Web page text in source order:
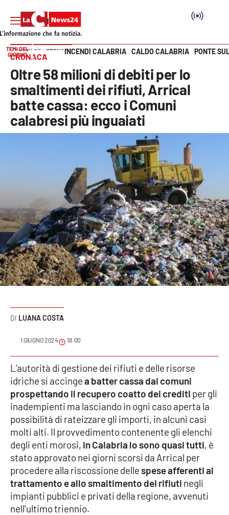
SEZIONI
Cronaca
Politica
Economia e lavoro
Italia Mondo
Sanità
Sport
Cultura
Podcast
Meteo
Editoriali
VIDEO
Ambiente
Cronaca
Cultura
Economia e Lavoro
Vai
TEMI DEL
GIORNO
INCENDI CALABRIA CALDO CALABRIA PONTE
HOME PAGE CRONACA
CRONACA
Oltre 58 milioni di debiti per lo
smaltimenti dei rifiuti, Arrical
batte cassa: ecco i Comuni
calabresi più inguaiati
LUANA COSTA
1 GIUGNO 2024 18:00
L’autorità di gestione dei rifiuti e delle risorse
idriche si accingea batter cassa dai comuni
prospettando il recupero coatto dei crediti per gli
inadempienti ma lasciando in ogni caso aperta la
possibilità di rateizzare gli importi, in alcuni casi
molti alti. Il provvedimento contenente gli elenchi
degli enti morosi, in Calabria lo sono quasi tutti, è
stato approvato nei giorni scorsi da Arrical per
procedere alla riscossione dellespese afferenti al
trattamento e allo smaltimento dei rifiuti negli
impianti pubblici e privati della regione, avvenuti
nell’ultimo triennio.